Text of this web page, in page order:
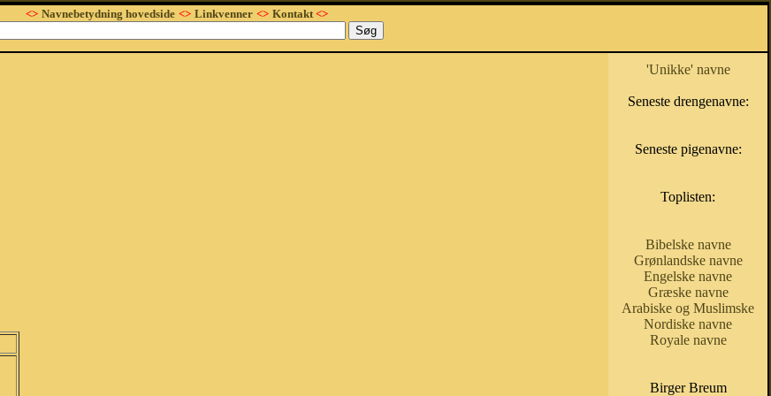
<> Navnebetydning hovedside <> Linkvenner <> Kontakt<>
'Unikke' navne
Seneste drengenavne:
Seneste pigenavne:
Toplisten:
Bibelske navne
Grønlandske navne
Engelske navne
Græske navne
Arabiske og Muslimske
Nordiske navne
Royale navne
Birger Breum